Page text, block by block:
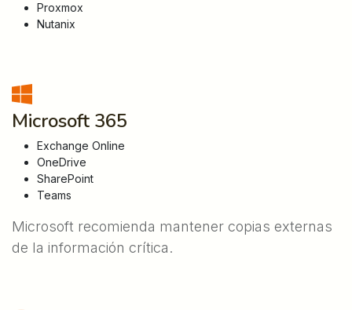
Proxmox
Nutanix
Microsoft 365
Exchange Online
OneDrive
SharePoint
Teams
Microsoft recomienda mantener copias externas
de la información crítica.